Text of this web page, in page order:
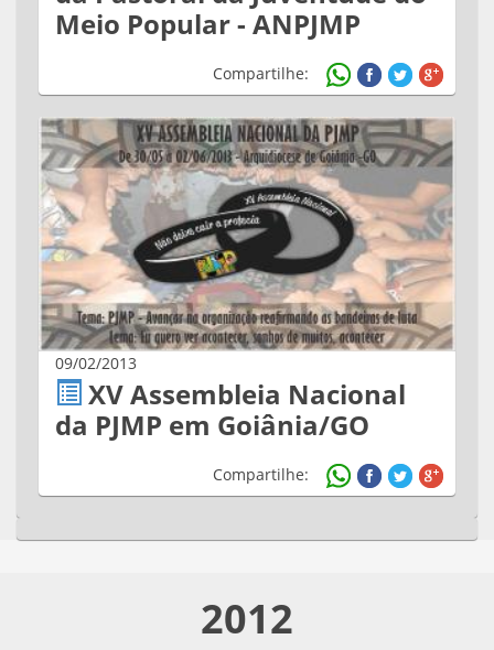
Meio Popular - ANPJMP
Compartilhe:
09/02/2013
XV Assembleia Nacional
da PJMP em Goiânia/GO
Compartilhe:
2012